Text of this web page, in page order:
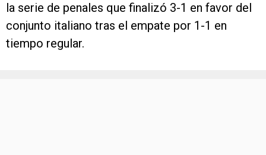
la serie de penales que finalizó 3-1 en favor del
conjunto italiano tras el empate por 1-1 en
tiempo regular.